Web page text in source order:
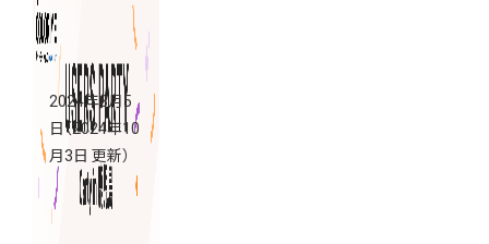
2024年8月5
日 （2024年10
月3日 更新）